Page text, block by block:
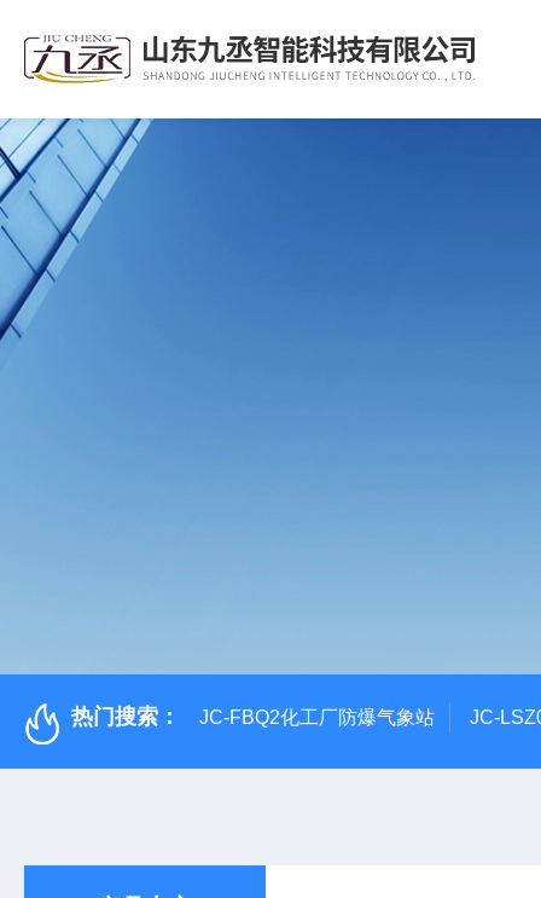
热门搜索： JC-FBQ2化工厂防爆气象站 JC-